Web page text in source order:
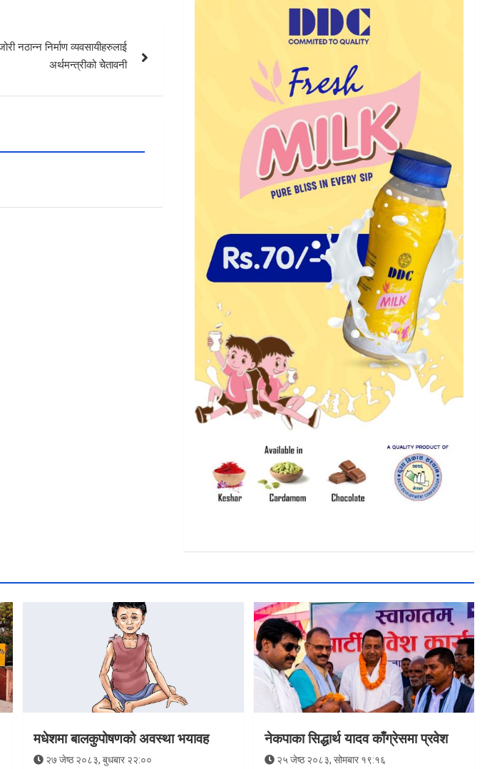
नठान्न निर्माण व्यवसायीहरुलाई
अर्थमन्त्रीको चेेतावनी
मधेशमा बालकुपोषणको अवस्था भयावह
२७ जेष्ठ २०८३, बुधबार २२:००
नेकपाका सिद्धार्थ यादव काँग्रेसमा प्रवेश
२५ जेष्ठ २०८३, सोमबार १९:१६